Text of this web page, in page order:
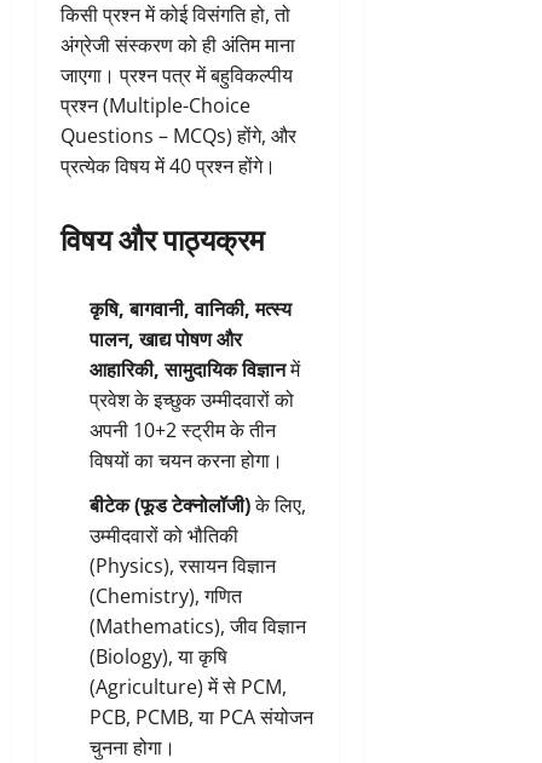
किसी प्रश्न में कोई विसंगति हो, तो
अंग्रेजी संस्करण को ही अंतिम माना
जाएगा। प्रश्न पत्र में बहुविकल्पीय
प्रश्न (Multiple-Choice
Questions – MCQs) होंगे, और
प्रत्येक विषय में 40 प्रश्न होंगे।
विषय और पाठ्यक्रम
कृषि, बागवानी, वानिकी, मत्स्य
पालन, खाद्य पोषण और
आहारिकी, सामुदायिक विज्ञानमें
प्रवेश के इच्छुक उम्मीदवारों को
अपनी 10+2 स्ट्रीम के तीन
विषयों का चयन करना होगा।
बीटेक (फूड टेक्नोलॉजी)के लिए,
उम्मीदवारों को भौतिकी
(Physics), रसायन विज्ञान
(Chemistry), गणित
(Mathematics), जीव विज्ञान
(Biology), या कृषि
(Agriculture) में से PCM,
PCB, PCMB, या PCA संयोजन
चुनना होगा।